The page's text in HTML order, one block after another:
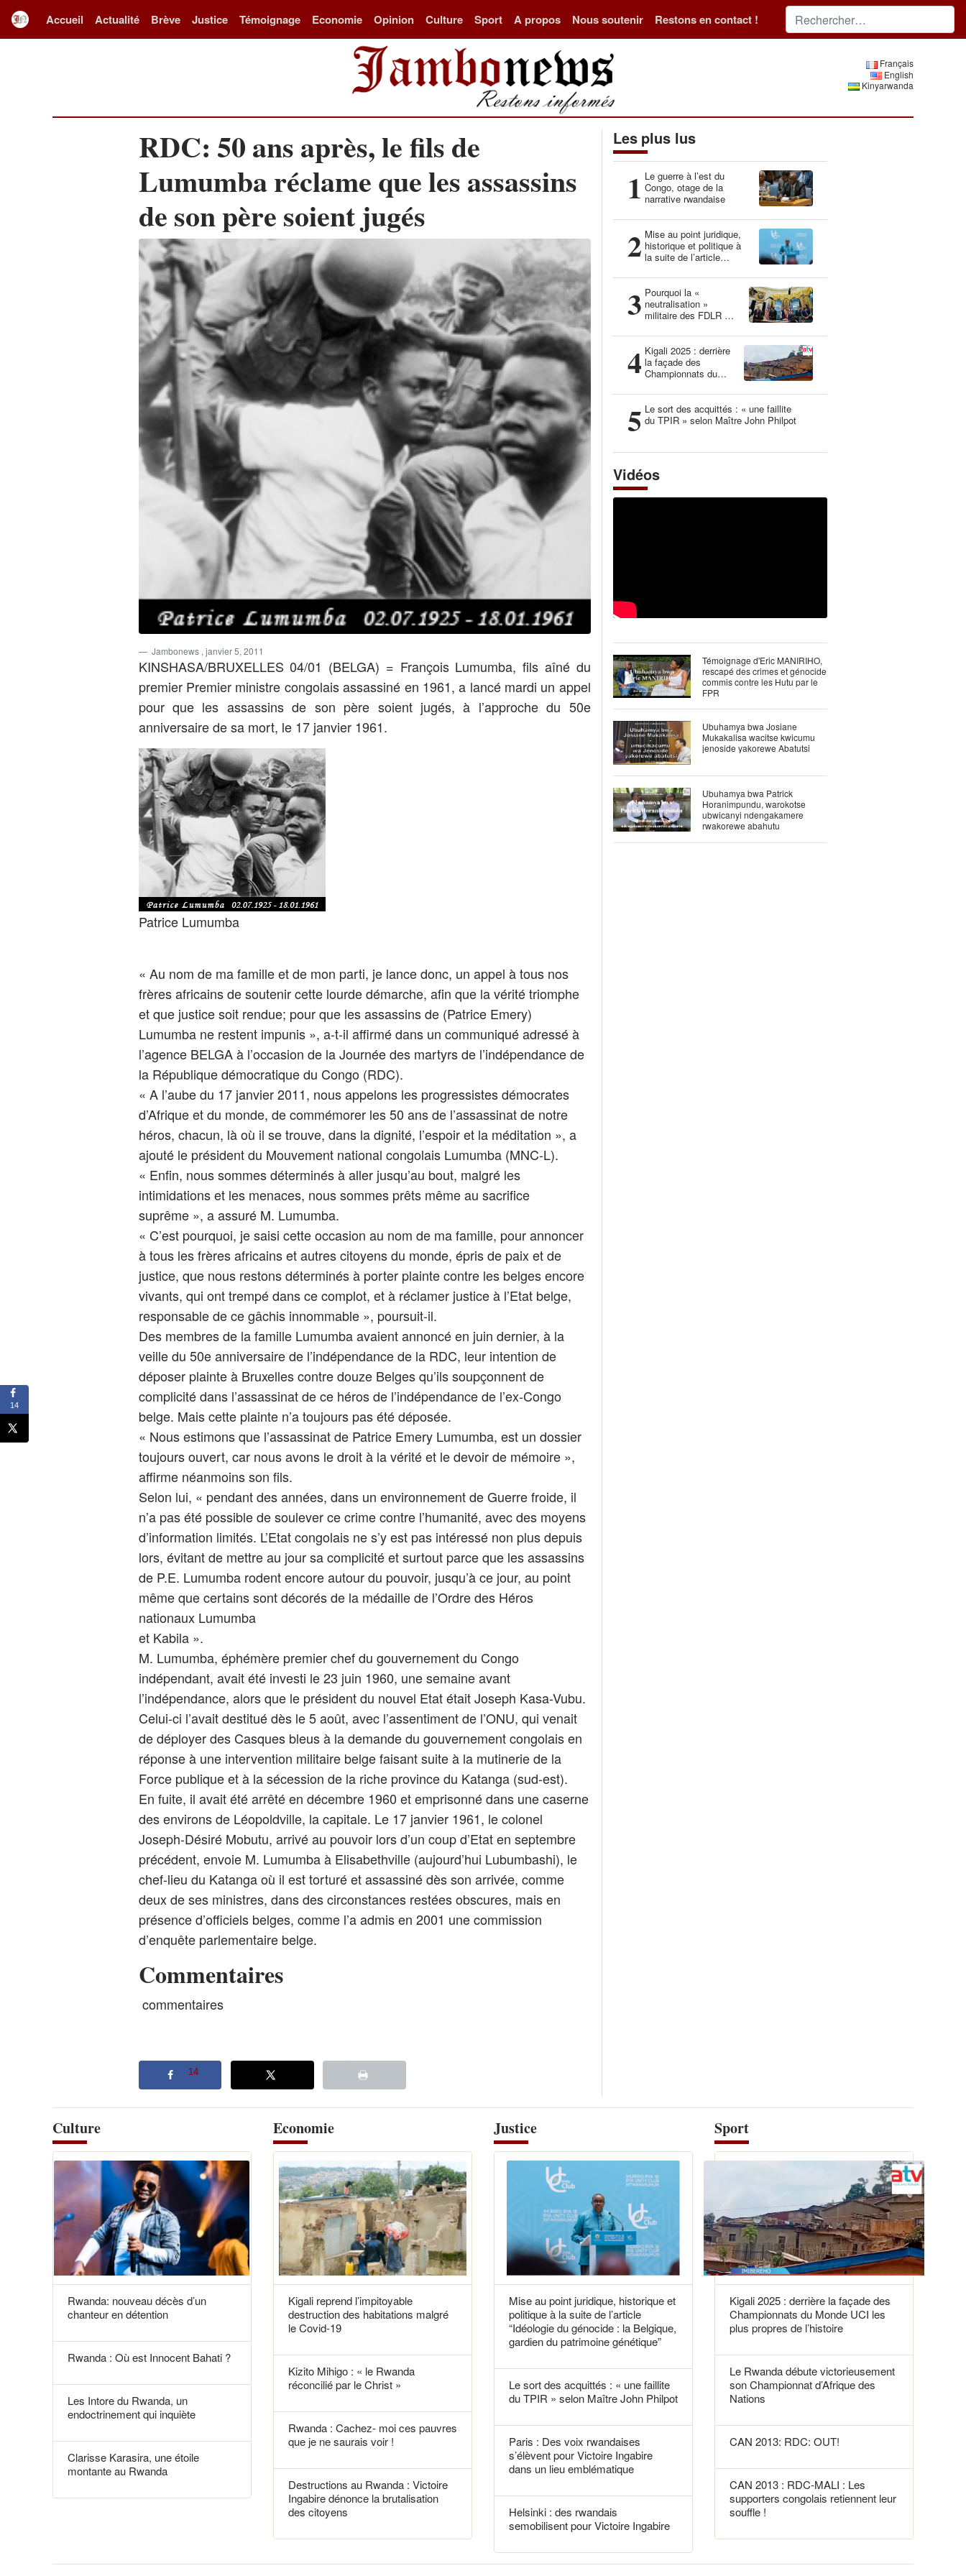
Accueil Actualité Brève Justice Témoignage Economie Opinion Culture Sport A propos Nous soutenir Restons en contact !
Français
English
Kinyarwanda
RDC: 50 ans après, le fils de
Lumumba réclame que les assassins
de son père soient jugés
Jambonews , janvier 5, 2011
KINSHASA/BRUXELLES 04/01 (BELGA) = François Lumumba, fils aîné du
premier Premier ministre congolais assassiné en 1961, a lancé mardi un appel
pour que les assassins de son père soient jugés, à l’approche du 50e
anniversaire de sa mort, le 17 janvier 1961.
Patrice Lumumba
« Au nom de ma famille et de mon parti, je lance donc, un appel à tous nos
frères africains de soutenir cette lourde démarche, afin que la vérité triomphe
et que justice soit rendue; pour que les assassins de (Patrice Emery)
Lumumba ne restent impunis », a-t-il affirmé dans un communiqué adressé à
l’agence BELGA à l’occasion de la Journée des martyrs de l’indépendance de
la République démocratique du Congo (RDC).
« A l’aube du 17 janvier 2011, nous appelons les progressistes démocrates
d’Afrique et du monde, de commémorer les 50 ans de l’assassinat de notre
héros, chacun, là où il se trouve, dans la dignité, l’espoir et la méditation », a
ajouté le président du Mouvement national congolais Lumumba (MNC-L).
« Enfin, nous sommes déterminés à aller jusqu’au bout, malgré les
intimidations et les menaces, nous sommes prêts même au sacrifice
suprême », a assuré M. Lumumba.
« C’est pourquoi, je saisi cette occasion au nom de ma famille, pour annoncer
à tous les frères africains et autres citoyens du monde, épris de paix et de
justice, que nous restons déterminés à porter plainte contre les belges encore
vivants, qui ont trempé dans ce complot, et à réclamer justice à l’Etat belge,
responsable de ce gâchis innommable », poursuit-il.
Des membres de la famille Lumumba avaient annoncé en juin dernier, à la
veille du 50e anniversaire de l’indépendance de la RDC, leur intention de
déposer plainte à Bruxelles contre douze Belges qu’ils soupçonnent de
complicité dans l’assassinat de ce héros de l’indépendance de l’ex-Congo
belge. Mais cette plainte n’a toujours pas été déposée.
« Nous estimons que l’assassinat de Patrice Emery Lumumba, est un dossier
toujours ouvert, car nous avons le droit à la vérité et le devoir de mémoire »,
affirme néanmoins son fils.
Selon lui, « pendant des années, dans un environnement de Guerre froide, il
n’a pas été possible de soulever ce crime contre l’humanité, avec des moyens
d’information limités. L’Etat congolais ne s’y est pas intéressé non plus depuis
lors, évitant de mettre au jour sa complicité et surtout parce que les assassins
de P.E. Lumumba rodent encore autour du pouvoir, jusqu’à ce jour, au point
même que certains sont décorés de la médaille de l’Ordre des Héros
nationaux Lumumba
et Kabila ».
M. Lumumba, éphémère premier chef du gouvernement du Congo
indépendant, avait été investi le 23 juin 1960, une semaine avant
l’indépendance, alors que le président du nouvel Etat était Joseph Kasa-Vubu.
Celui-ci l’avait destitué dès le 5 août, avec l’assentiment de l’ONU, qui venait
de déployer des Casques bleus à la demande du gouvernement congolais en
réponse à une intervention militaire belge faisant suite à la mutinerie de la
Force publique et à la sécession de la riche province du Katanga (sud-est).
En fuite, il avait été arrêté en décembre 1960 et emprisonné dans une caserne
des environs de Léopoldville, la capitale. Le 17 janvier 1961, le colonel
Joseph-Désiré Mobutu, arrivé au pouvoir lors d’un coup d’Etat en septembre
précédent, envoie M. Lumumba à Elisabethville (aujourd’hui Lubumbashi), le
chef-lieu du Katanga où il est torturé et assassiné dès son arrivée, comme
deux de ses ministres, dans des circonstances restées obscures, mais en
présence d’officiels belges, comme l’a admis en 2001 une commission
d’enquête parlementaire belge.
Commentaires
commentaires
14
Les plus lus
1 Le guerre à l’est du
Congo, otage de la
narrative rwandaise
2 Mise au point juridique,
historique et politique à
la suite de l’article
la Belgique, gardien du
patrimoine génétique”
3 Pourquoi la «
neutralisation »
militaire des FDLR est
illusion
4 Kigali 2025 : derrière
la façade des
Championnats du
propres de l’histoire
5 Le sort des acquittés : « une faillite
du TPIR » selon Maître John Philpot
Vidéos
Témoignage d'Eric MANIRIHO,
rescapé des crimes et génocide
commis contre les Hutu par le
FPR
Ubuhamya bwa Josiane
Mukakalisa wacitse kwicumu
jenoside yakorewe Abatutsi
Ubuhamya bwa Patrick
Horanimpundu, warokotse
ubwicanyi ndengakamere
rwakorewe abahutu
Culture
Rwanda: nouveau décès d’un
chanteur en détention
Rwanda : Où est Innocent Bahati ?
Les Intore du Rwanda, un
endoctrinement qui inquiète
Clarisse Karasira, une étoile
montante au Rwanda
Economie
Kigali reprend l’impitoyable
destruction des habitations malgré
le Covid-19
Kizito Mihigo : « le Rwanda
réconcilié par le Christ »
Rwanda : Cachez- moi ces pauvres
que je ne saurais voir !
Destructions au Rwanda : Victoire
Ingabire dénonce la brutalisation
des citoyens
Justice
Mise au point juridique, historique et
politique à la suite de l’article
“Idéologie du génocide : la Belgique,
gardien du patrimoine génétique”
Le sort des acquittés : « une faillite
du TPIR » selon Maître John Philpot
Paris : Des voix rwandaises
s’élèvent pour Victoire Ingabire
dans un lieu emblématique
Helsinki : des rwandais
semobilisent pour Victoire Ingabire
Sport
Kigali 2025 : derrière la façade des
Championnats du Monde UCI les
plus propres de l’histoire
Le Rwanda débute victorieusement
son Championnat d’Afrique des
Nations
CAN 2013: RDC: OUT!
CAN 2013 : RDC-MALI : Les
supporters congolais retiennent leur
souffle !
14